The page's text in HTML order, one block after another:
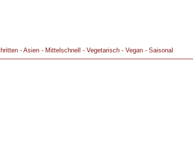
- Asien- Mittelschnell - Vegetarisch- Vegan- Saisonal